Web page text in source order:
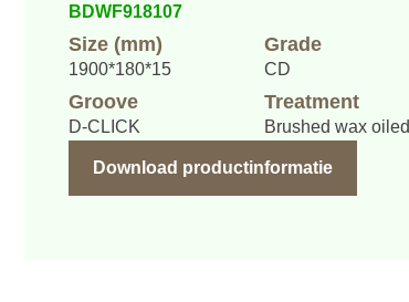
BDWF918107
Size (mm)
1900*180*15
Grade
CD
Groove
D-CLICK
Treatment
Brushed wax oiled
Download productinformatie